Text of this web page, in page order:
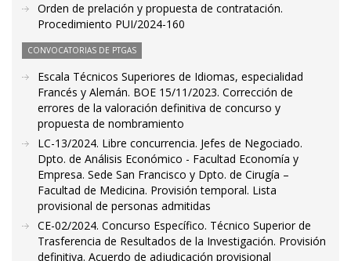
Orden de prelación y propuesta de contratación.
Procedimiento PUI/2024-160
CONVOCATORIAS DE PTGAS
Escala Técnicos Superiores de Idiomas, especialidad
Francés y Alemán. BOE 15/11/2023. Corrección de
errores de la valoración definitiva de concurso y
propuesta de nombramiento
LC-13/2024. Libre concurrencia. Jefes de Negociado.
Dpto. de Análisis Económico - Facultad Economía y
Empresa. Sede San Francisco y Dpto. de Cirugía –
Facultad de Medicina. Provisión temporal. Lista
provisional de personas admitidas
CE-02/2024. Concurso Específico. Técnico Superior de
Trasferencia de Resultados de la Investigación. Provisión
definitiva. Acuerdo de adjudicación provisional